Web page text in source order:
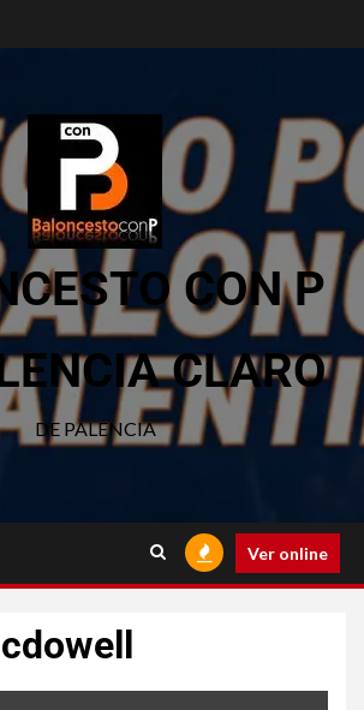
CON P
CLARO
DE PALENCIA
Ver online